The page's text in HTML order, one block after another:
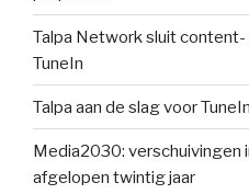
Talpa Network sluit
TuneIn
Talpa aan de slag voor TuneIn
Media2030: verschuivingen
afgelopen twintig jaar